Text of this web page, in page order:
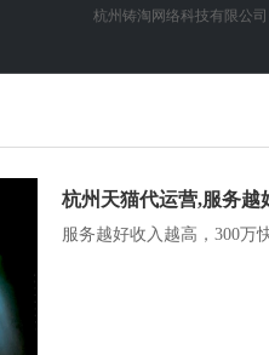
杭州铸淘网络科技有限公司
杭州天猫代运营,服务越
服务越好收入越高，300万